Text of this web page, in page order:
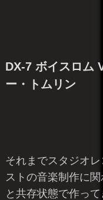
DX-7 ボイスロム
ー・トムリン
それまでスタジオ
ストの音楽制作に
と共存状態で作っ